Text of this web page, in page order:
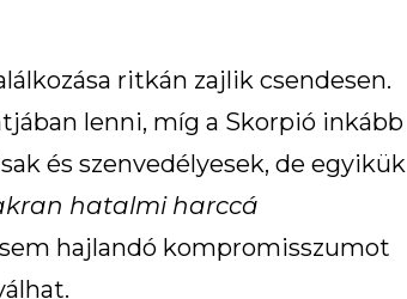
ritkán zajlik csendesen.
lenni, míg a Skorpió inkább
és szenvedélyesek, de egyikük
hatalmi harccá
hajlandó kompromisszumot